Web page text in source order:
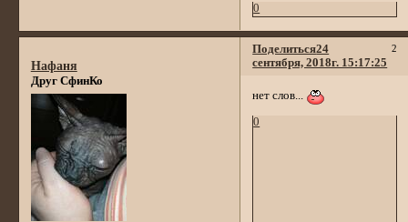
0
Поделиться 2
24
сентября, 2018г. 15:17:25
Нафаня
Друг СфинКо
нет слов...
0